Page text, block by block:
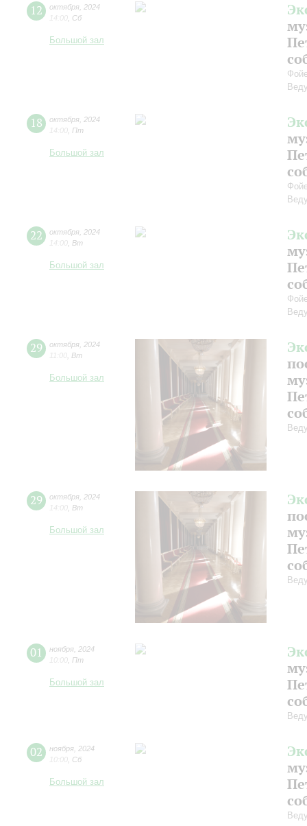
12 октября 2024
14:00 Сб
Большой зал
18 октября 2024
14:00 Пт
Большой зал
22 октября 2024
14:00 Вт
Большой зал
29 октября 2024
11:00 Вт
Большой зал
29 октября 2024
14:00 Вт
Большой зал
01 ноября 2024
10:00 Пт
Большой зал
02 ноября 2024
10:00 Сб
Большой зал